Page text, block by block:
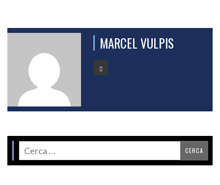
MARCEL VULPIS